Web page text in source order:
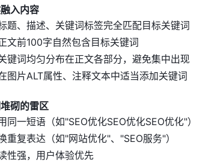
入内容
题、描述、关键词标签完全匹配目标关键词
文前100字自然包含目标关键词
键词均匀分布在正文各部分，避免集中出现
图片ALT属性、注释文本中适当添加关键词
砌的雷区
同一短语（如"SEO优化SEO优化SEO优化"）
重复表达（如"网站优化"、"SEO服务"）
性强，用户体验优先